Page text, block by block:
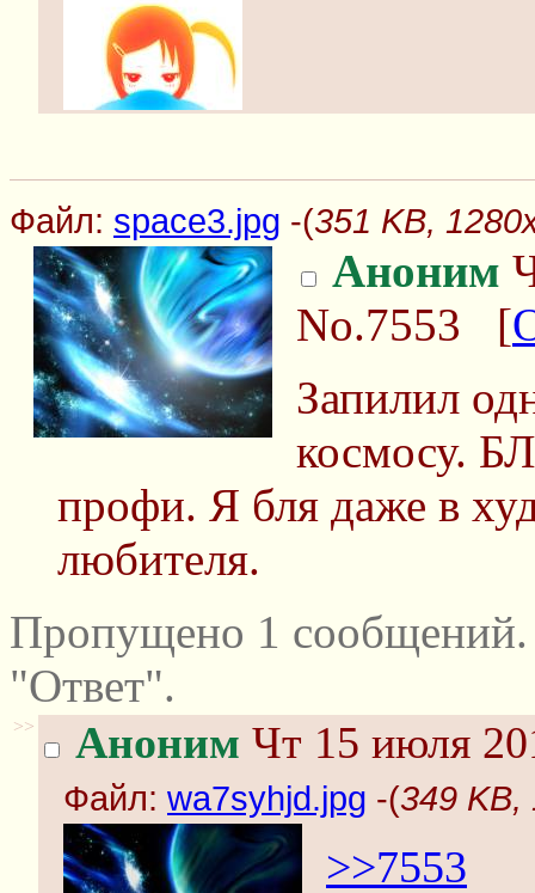
Файл: space3.jpg -(351 KB,
Аноним
No.7553 [
Запилил
космосу.
профи. Я бля даже в
любителя.
Пропущено 1
"Ответ".
>> Аноним Чт 15 июля
Файл: wa7syhjd.jpg -(349 KB,
>>7553